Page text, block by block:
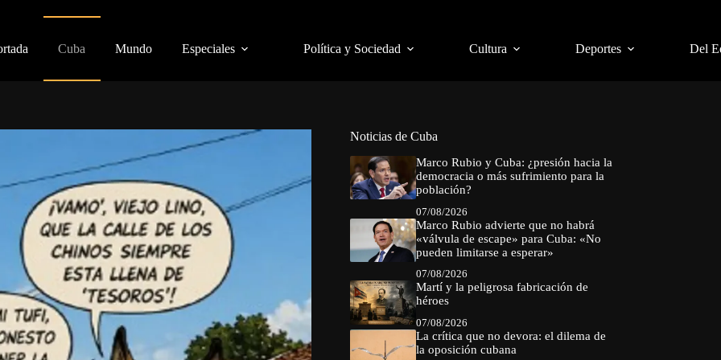
Cuba Mundo Especiales Política y Sociedad Cultura Deportes Del
Noticias de Cuba
Marco Rubio y Cuba: ¿presión hacia la
democracia o más sufrimiento para la
población?
07/08/2026
Marco Rubio advierte que no habrá
«válvula de escape» para Cuba: «No
pueden limitarse a esperar»
07/08/2026
Martí y la peligrosa fabricación de
héroes
07/08/2026
La crítica que no devora: el dilema de
la oposición cubana